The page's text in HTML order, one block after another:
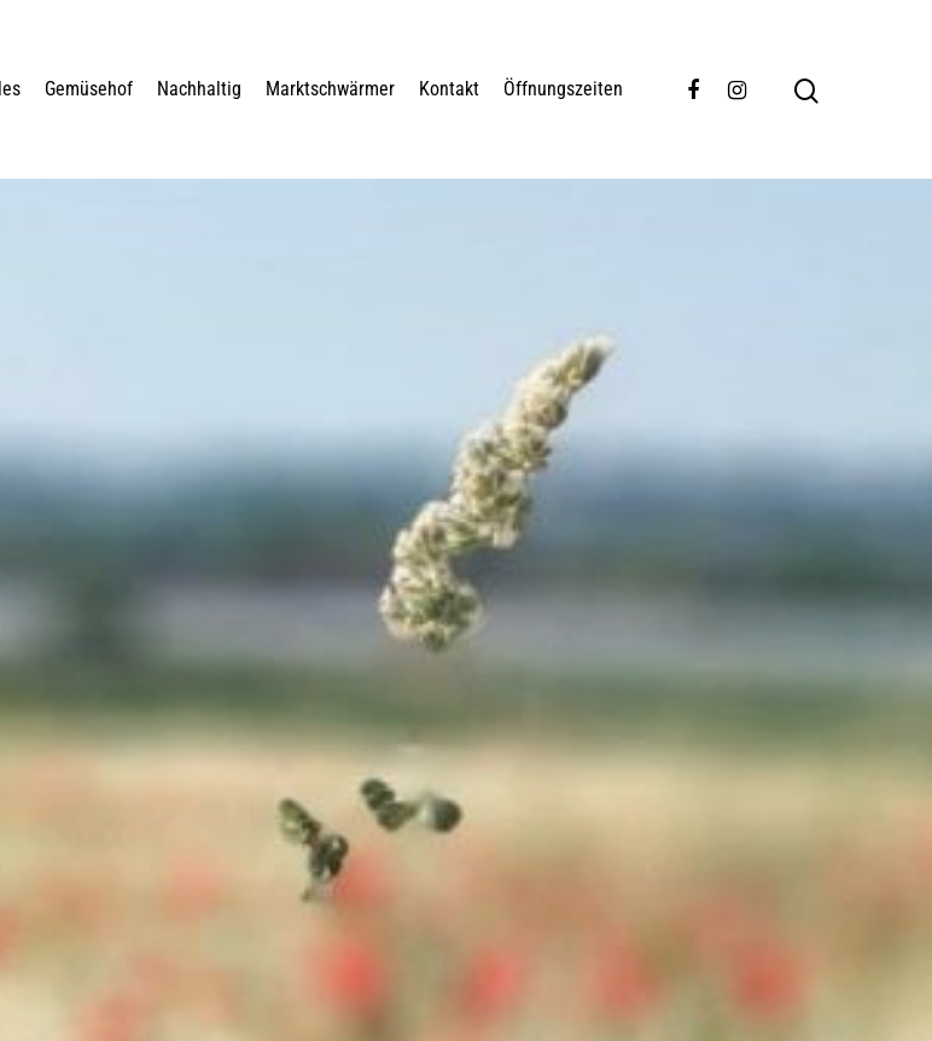
Gemüsehof Nachhaltig Marktschwärmer Kontakt Öffnungszeiten